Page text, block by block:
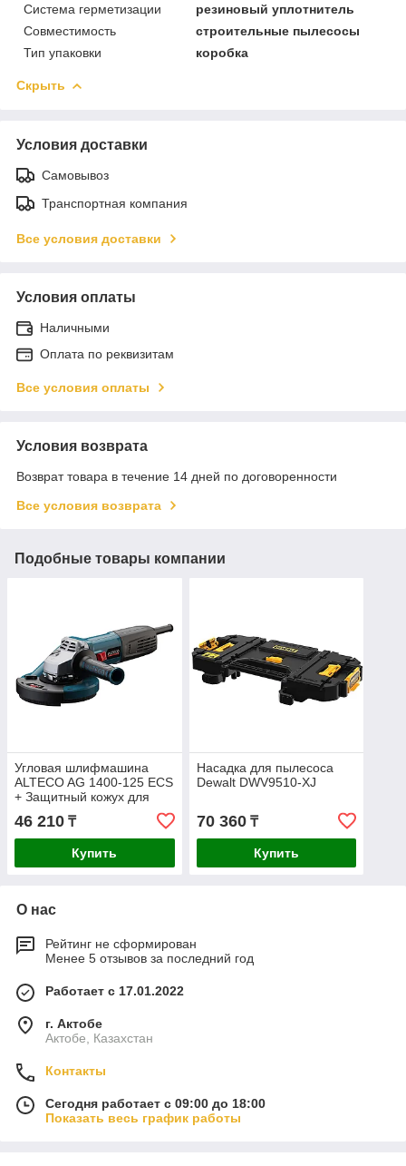
Система герметизации
резиновый уплотнитель
Совместимость
строительные пылесосы
Тип упаковки
коробка
Скрыть
Условия доставки
Самовывоз
Транспортная компания
Все условия доставки
Условия оплаты
Наличными
Оплата по реквизитам
Все условия оплаты
Условия возврата
Возврат товара в течение 14 дней по договоренности
Все условия возврата
Подобные товары компании
Угловая шлифмашина
ALTECO AG 1400-125 ECS
+ Защитный кожух для
пылеудаления ALTECO
ADE 125
46 210 ₸
Купить
Насадка для пылесоса
Dewalt DWV9510-XJ
70 360₸
Купить
О нас
Рейтинг не сформирован
Менее 5 отзывов за последний год
Работает с 17.01.2022
г. Актобе
Актобе, Казахстан
Контакты
Сегодня работает с 09:00 до 18:00
Показать весь график работы